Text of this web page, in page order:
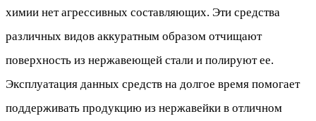
химии нет агрессивных составляющих. Эти средства
различных видов аккуратным образом отчищают
поверхность из нержавеющей стали и полируют ее.
Эксплуатация данных средств на долгое время помогает
поддерживать продукцию из нержавейки в отличном